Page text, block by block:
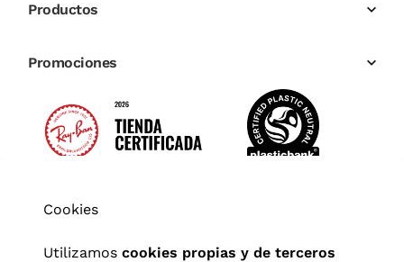
Productos
Promociones
Cookies
Utilizamos cookies propias y de terceros